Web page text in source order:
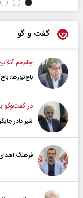
گفت و گو
جام‌جم
باج‌نیوزها؛
در گفت‌و‌گو
شیر مادر
فرهنگ